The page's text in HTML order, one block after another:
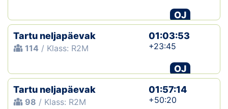
OJ
Tartu neljapäevak
114 / Klass: R2M
01:03:53
+23:45
OJ
Tartu neljapäevak
98 / Klass: R2M
01:57:14
+50:20